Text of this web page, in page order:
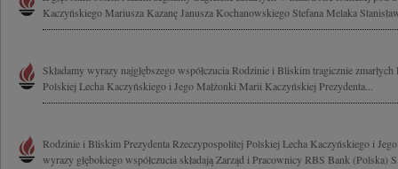
Kaczyńskiego Mariusza Kazanę Janusza Kochanowskiego Stefana Melaka
Składamy wyrazy najgłębszego współczucia Rodzinie i Bliskim tragicznie
Polskiej Lecha Kaczyńskiego i Jego Małżonki Marii Kaczyńskiej Prezydenta...
Rodzinie i Bliskim Prezydenta Rzeczypospolitej Polskiej Lecha Kaczyńskiego i
wyrazy głębokiego współczucia składają Zarząd i Pracownicy RBS Bank (Polska)